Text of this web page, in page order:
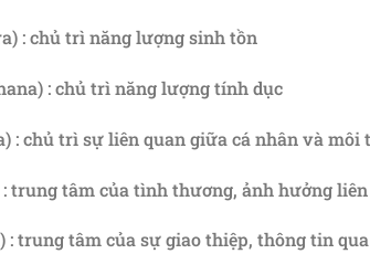
: chủ trì năng lượng sinh tồn
: chủ trì năng lượng tính dục
: chủ trì sự liên quan giữa cá nhân và
: trung tâm của tình thương, ảnh hưởng
: trung tâm của sự giao thiệp, thông tin